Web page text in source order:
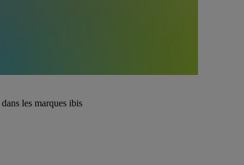
dans les marques ibis